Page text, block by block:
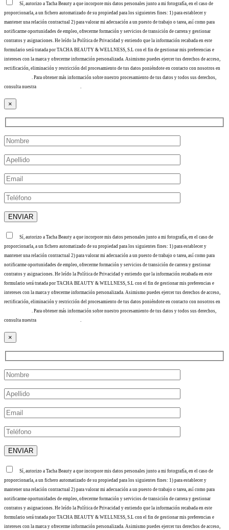
Sí, autorizo a Tacha Beauty a que incorpore mis datos personales junto a mi fotografía, en el caso de
proporcionarla, a un fichero automatizado de su propiedad para los siguientes fines: 1) para establecer y
mantener una relación contractual 2) para valorar mi adecuación a un puesto de trabajo o tarea, así como para
notificarme oportunidades de empleo, ofrecerme formación y servicios de transición de carrera y gestionar
contratos y asignaciones. He leído la Política de Privacidad y entiendo que la información recabada en este
formulario será tratada por TACHA BEAUTY & WELLNESS, S.L con el fin de gestionar mis preferencias e
intereses con la marca y ofrecerme información personalizada. Asimismo puedes ejercer tus derechos de acceso,
rectificación, eliminación y restricción del procesamiento de tus datos poniéndote en contacto con nosotros en
. Para obtener más información sobre nuestro procesamiento de tus datos y todos sus derechos,
consulta nuestra
×
Sí, autorizo a Tacha Beauty a que incorpore mis datos personales junto a mi fotografía, en el caso de
proporcionarla, a un fichero automatizado de su propiedad para los siguientes fines: 1) para establecer y
mantener una relación contractual 2) para valorar mi adecuación a un puesto de trabajo o tarea, así como para
notificarme oportunidades de empleo, ofrecerme formación y servicios de transición de carrera y gestionar
contratos y asignaciones. He leído la Política de Privacidad y entiendo que la información recabada en este
formulario será tratada por TACHA BEAUTY & WELLNESS, S.L con el fin de gestionar mis preferencias e
intereses con la marca y ofrecerme información personalizada. Asimismo puedes ejercer tus derechos de acceso,
rectificación, eliminación y restricción del procesamiento de tus datos poniéndote en contacto con nosotros en
. Para obtener más información sobre nuestro procesamiento de tus datos y todos sus derechos,
consulta nuestra
.
×
Sí, autorizo a Tacha Beauty a que incorpore mis datos personales junto a mi fotografía, en el caso de
proporcionarla, a un fichero automatizado de su propiedad para los siguientes fines: 1) para establecer y
mantener una relación contractual 2) para valorar mi adecuación a un puesto de trabajo o tarea, así como para
notificarme oportunidades de empleo, ofrecerme formación y servicios de transición de carrera y gestionar
contratos y asignaciones. He leído la Política de Privacidad y entiendo que la información recabada en este
formulario será tratada por TACHA BEAUTY & WELLNESS, S.L con el fin de gestionar mis preferencias e
intereses con la marca y ofrecerme información personalizada. Asimismo puedes ejercer tus derechos de acceso,